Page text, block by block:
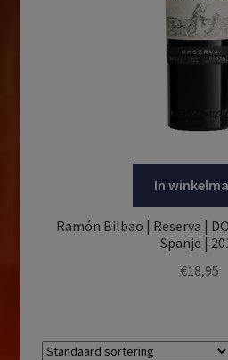
In
Ramón Bilbao | Reserva |
Spanje |
€18,95